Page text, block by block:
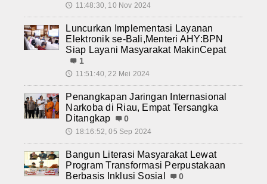
🕔 11:48:30, 10 Nov 2024
Luncurkan Implementasi Layanan
Elektronik se-Bali,Menteri AHY:BPN
Siap Layani Masyarakat MakinCepat
1
🕔 11:51:40, 22 Mei 2024
Penangkapan Jaringan Internasional
Narkoba di Riau, Empat Tersangka
Ditangkap
0
🕔 18:16:52, 05 Sep 2024
Bangun Literasi Masyarakat Lewat
Program Transformasi Perpustakaan
Berbasis Inklusi Sosial
0